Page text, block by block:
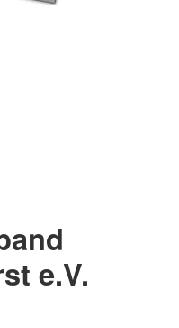
e.V.